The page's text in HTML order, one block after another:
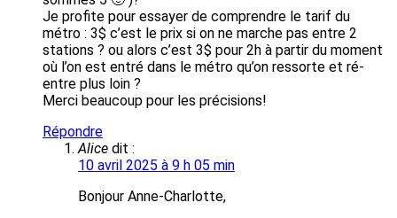
Je profite pour essayer de comprendre le tarif du
métro : 3$ c’est le prix si on ne marche pas entre 2
stations ? ou alors c’est 3$ pour 2h à partir du moment
où l’on est entré dans le métro qu’on ressorte et ré-
entre plus loin ?
Merci beaucoup pour les précisions!
Répondre
Alice dit :
10 avril 2025 à 9 h 05 min
Bonjour Anne-Charlotte,